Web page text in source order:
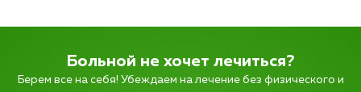
Больной не хочет лечиться?
Берем все на себя! Убеждаем на лечение без физического и